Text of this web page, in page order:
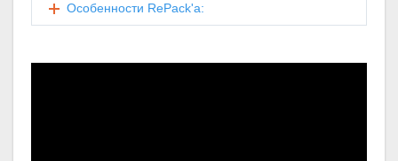
Особенности RePack'а: